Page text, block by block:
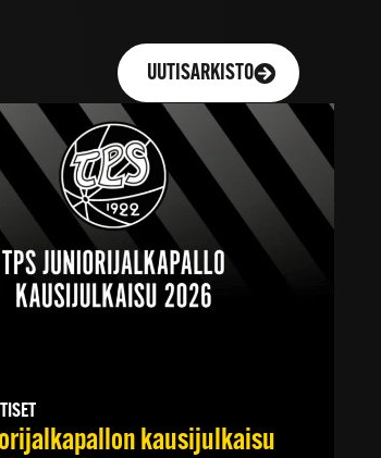
UUTISARKISTO
kausijulkaisu